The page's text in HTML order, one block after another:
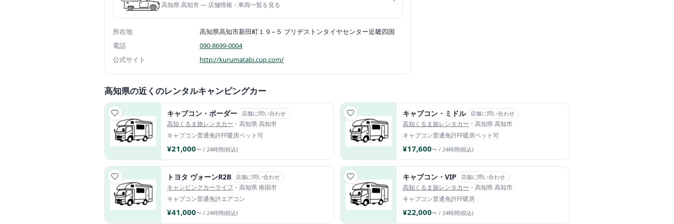
高知県 高知市 — 店舗情報・車両一覧を見る
所在地
高知県高知市新田町１９−５ ブリヂストンタイヤセンター近畿四国
電話
090-8699-0004
公式サイト
http://kurumatabi.cup.com/
高知県の近くのレンタルキャンピングカー
キャブコン・ボーダー 店舗に問い合わせ
高知くるま旅レンタカー ・高知県 高知市
キャブコン普通免許FF暖房ペット可
¥21,000〜 / 24時間(税込)
キャブコン・ミドル 店舗に問い合わせ
高知くるま旅レンタカー ・高知県 高知市
キャブコン普通免許FF暖房ペット可
¥17,600〜 / 24時間(税込)
トヨタ ヴォーンR2B 店舗に問い合わせ
キャンピングカーライフ ・高知県 南国市
キャブコン普通免許エアコン
¥41,000〜 / 24時間(税込)
キャブコン・VIP 店舗に問い合わせ
高知くるま旅レンタカー ・高知県 高知市
キャブコン普通免許FF暖房
¥22,000〜 / 24時間(税込)